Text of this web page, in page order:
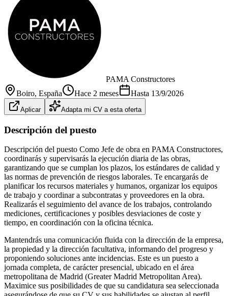
PAMA Constructores
Boiro, España Hace 2 meses Hasta 13/9/2026
Aplicar Adapta mi CV a esta oferta
Descripción del puesto
Descripción del puesto Como Jefe de obra en PAMA Constructores,
coordinarás y supervisarás la ejecución diaria de las obras,
garantizando que se cumplan los plazos, los estándares de calidad y
las normas de prevención de riesgos laborales. Te encargarás de
planificar los recursos materiales y humanos, organizar los equipos
de trabajo y coordinar a subcontratas y proveedores en la obra.
Realizarás el seguimiento del avance de los trabajos, controlando
mediciones, certificaciones y posibles desviaciones de coste y
tiempo, en coordinación con la oficina técnica.
Mantendrás una comunicación fluida con la dirección de la empresa,
la propiedad y la dirección facultativa, informando del progreso y
proponiendo soluciones ante incidencias. Este es un puesto a
jornada completa, de carácter presencial, ubicado en el área
metropolitana de Madrid (Greater Madrid Metropolitan Area).
Maximice sus posibilidades de que su candidatura sea seleccionada